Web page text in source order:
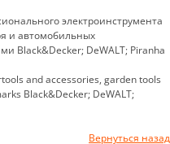
электроинструмента
и автомобильных
Black&Decker; DeWALT; Piranha
and accessories, garden tools
Black&Decker; DeWALT;
Вернуться назад